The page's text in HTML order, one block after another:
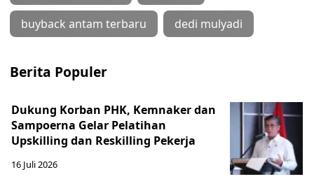
buyback antam terbaru dedi mulyadi
Berita Populer
Dukung Korban PHK, Kemnaker dan
Sampoerna Gelar Pelatihan
Upskilling dan Reskilling Pekerja
16 Juli 2026